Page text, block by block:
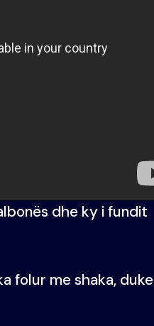
dhe ky i fundit
folur me shaka, duke